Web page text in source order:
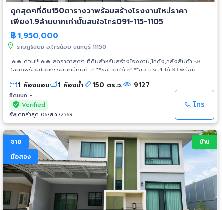
ถูกสุดๆที่ดิน150ตารางวาพร้อมสร้างโรงงานใหม่ราคา
เพียง1.9ล้านบาทเท่านั้นสนใจโทร091-115-1105
฿1,950,000
ราษฎร์นิยม อ.ไทรน้อย นนทบุรี 11150
🔥🔥 ด่วน!!!🔥🔥 ลดราคาสุดๆ ที่ดินสำหรับสร้างโรงงาน,โกดัง,คลังสินค้า 📣
โฉนดพร้อมโอนกรรมสิทธิ์ทันที ✅ **ขอ อย.ได้ ✅ **ขอ ร.ง 4 ได้ 💵 พร้อม
บริการจัดกู้ธนาคาร 🚘 อยู่ถนนบางบัวทอง-สุพรรณบุรี เข้าซอยเพียง
แค่100เมตร จากถนนใหญ่ เขตจังหวัดนนทบุรี 1.ไฟฟ้าสี่สายแรงสูงนครหลวง
2.ถนนคอนกรีตกว้าง 12 เมตร 3.ประปานครหลวง ฟรี❗️... ค่าเขียนแบบ ฟรี❗️... ค่า
ขอใบอนุญาตในการก่อสร้าง ฟรี❗️... ค่าโอน **สนใจชมโครงการติดต่อ คุณโบ
091-1151105 ไลน์คลิกลิ้งค์👇 https://line.me/ti/p/UzHs2Ik9g4 อีเมล์ :
pintongland@hotmail.com
Facebook : https://www.facebook.com/profile.php?
id=100015795946947
1 ห้องนอน 1 ห้องน้ำ 150 ตร.ว. 9127
ชิดชนก -
Verified
อัพเดทล่าสุด 06/ส.ค./2569
โทร
ขาย
มือสอง
บ้าน